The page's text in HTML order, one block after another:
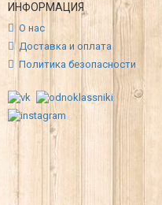
ИНФОРМАЦИЯ
О нас
Доставка и оплата
Политика безопасности